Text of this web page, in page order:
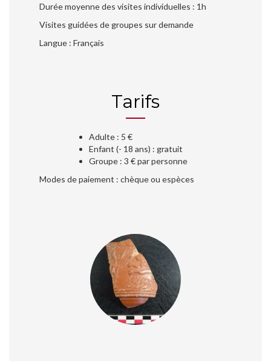
Durée moyenne des visites individuelles : 1h
Visites guidées de groupes sur demande
Langue : Français
Tarifs
Adulte : 5 €
Enfant (- 18 ans) : gratuit
Groupe : 3 € par personne
Modes de paiement : chèque ou espèces